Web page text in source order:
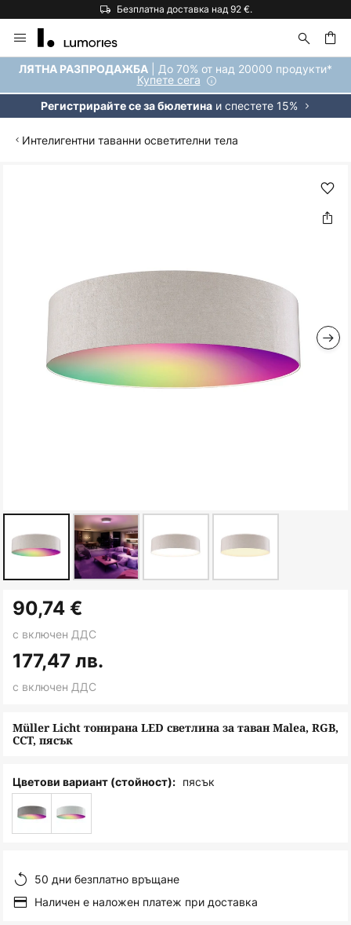
Безплатна доставка над 92 €.
Прескачане
към
съдържанието
ЛЯТНА РАЗПРОДАЖБА | До 70% от над 20000 продукти*
Купете сега
Регистрирайте се за бюлетинаи спестете 15%
Интелигентни таванни осветителни тела
изображенията
към
началото
на
галерия
със
Müller Licht тонирана LED светлина за таван Malea, RGB,
CCT, пясък
90,74 €
177,47 лв.
с включен ДДС
с включен ДДС
Цветови вариант (стойност): пясък
50 дни безплатно връщане
Наличен е наложен платеж при доставка